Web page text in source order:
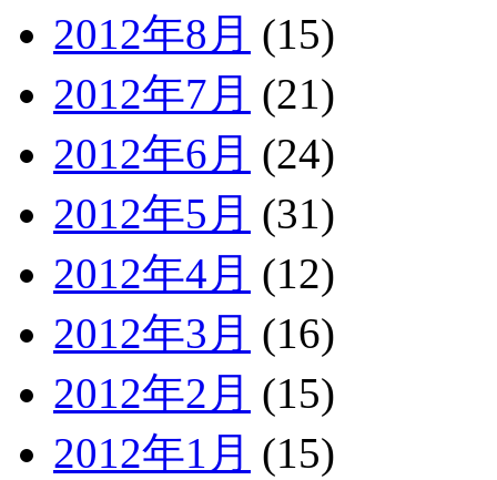
2012年8月 (15)
2012年7月 (21)
2012年6月 (24)
2012年5月 (31)
2012年4月 (12)
2012年3月 (16)
2012年2月 (15)
2012年1月 (15)